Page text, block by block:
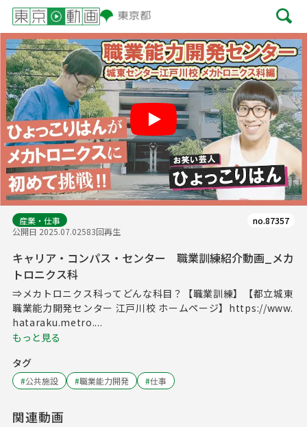
Play
産業・仕事
公開日 2025.07.02583回再生
no.87357
キャリア・コンパス・センター 職業訓練紹介動画_メカ
トロニクス科
⇒メカトロニクス科ってどんな科目？【職業訓練】【都立城東
職業能力開発センター 江戸川校 ホームページ】https://www.
hataraku.metro....
もっと見る
タグ
#公共施設 #職業能力開発 #仕事
関連動画